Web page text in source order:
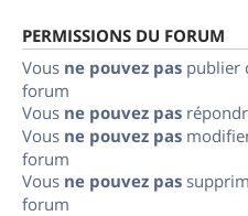
PERMISSIONS DU FORUM
Vous ne pouvez pas publier
forum
Vous ne pouvez pas
Vous ne pouvez pas
forum
Vous ne pouvez pas
forum